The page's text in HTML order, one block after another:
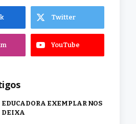
Twitter
YouTube
EDUCADORA EXEMPLAR NOS
DEIXA